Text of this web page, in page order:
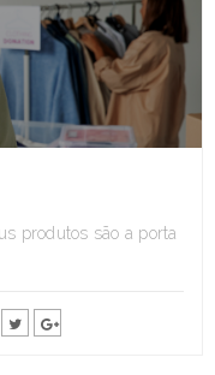
produtos são a porta